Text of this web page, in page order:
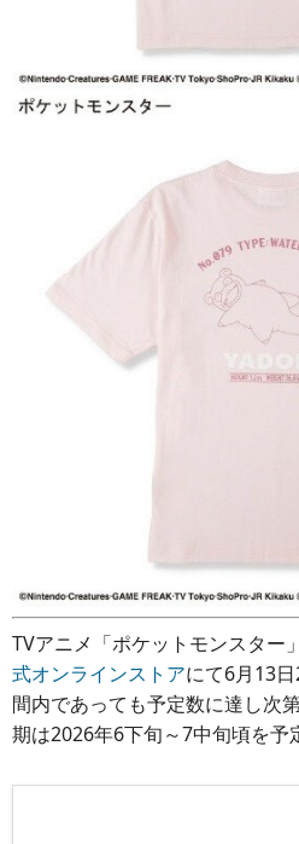
TVアニメ「ポケットモンスター
式オンラインストアにて6月13
間内であっても予定数に達し次
期は2026年6下旬～7中旬頃を予